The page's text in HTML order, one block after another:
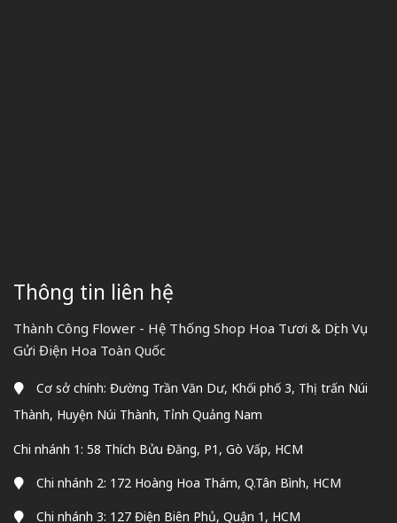
Thông tin liên hệ
Thành Công Flower - Hệ Thống Shop Hoa Tươi & Dịch Vụ
Gửi Điện Hoa Toàn Quốc
Cơ sở chính: Đường Trần Văn Dư, Khối phố 3, Thị trấn Núi
Thành, Huyện Núi Thành, Tỉnh Quảng Nam
Chi nhánh 1: 58 Thích Bửu Đăng, P1, Gò Vấp, HCM
Chi nhánh 2: 172 Hoàng Hoa Thám, Q.Tân Bình, HCM
Chi nhánh 3: 127 Điện Biên Phủ, Quận 1, HCM